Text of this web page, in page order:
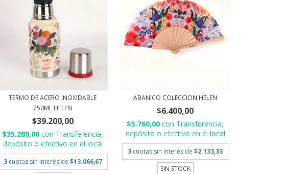
TERMO DE ACERO INOXIDABLE
750ML HELEN
$39.200,00
$35.280,00con Transferencia,
depósito o efectivo en el local
3 cuotas sin interés de $13.066,67
ABANICO COLECCION HELEN
$6.400,00
$5.760,00con Transferencia,
depósito o efectivo en el local
3 cuotas sin interés de$2.133,33
SIN STOCK